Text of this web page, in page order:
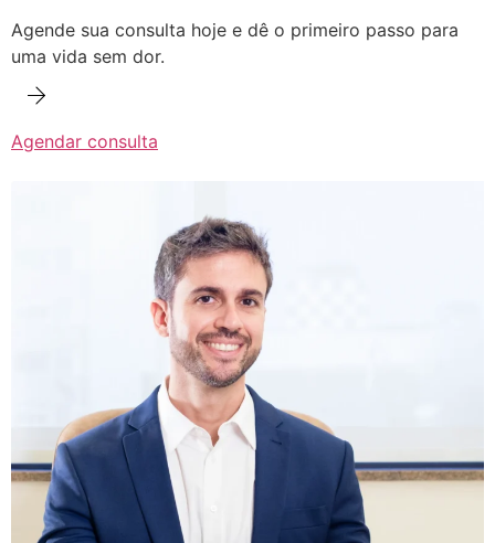
Agende sua consulta hoje e dê o primeiro passo para
uma vida sem dor.
Agendar consulta